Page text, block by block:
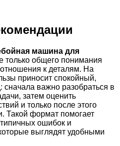
машина для
только общего понимания
к деталям. На
приносит спокойный,
сначала важно разобраться в
затем оценить
и только после этого
Такой формат помогает
ошибок и
выглядят удобными